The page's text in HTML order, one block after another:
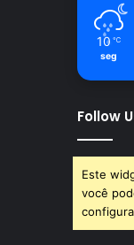
10 ℃
seg
Follow
Este
você